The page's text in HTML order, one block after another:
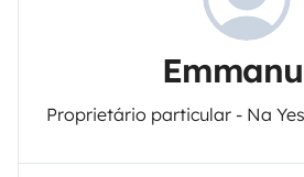
Proprietário particular - Na